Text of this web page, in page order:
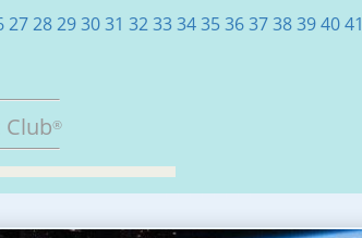
2728293031 32333435363738394041
®